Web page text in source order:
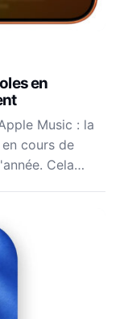
en
Music : la
cours de
Cela…